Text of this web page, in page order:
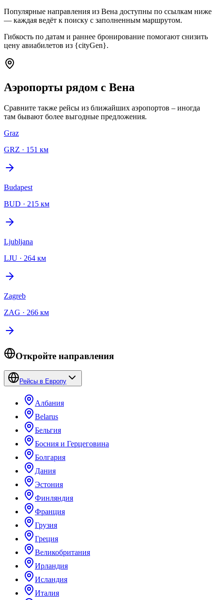
Популярные направления из Вена доступны по ссылкам ниже
— каждая ведёт к поиску с заполненным маршрутом.
Гибкость по датам и раннее бронирование помогают снизить
цену авиабилетов из {cityGen}.
Аэропорты рядом с Вена
Сравните также рейсы из ближайших аэропортов – иногда
там бывают более выгодные предложения.
Graz
GRZ · 151 км
Budapest
BUD · 215 км
Ljubljana
LJU · 264 км
Zagreb
ZAG · 266 км
Откройте направления
Рейсы в Европу
Албания
Belarus
Бельгия
Босния и Герцеговина
Болгария
Дания
Эстония
Финляндия
Франция
Грузия
Греция
Великобритания
Ирландия
Исландия
Италия